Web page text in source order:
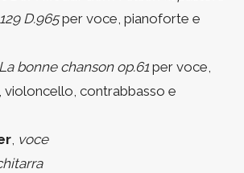
D.965per voce, pianoforte e
La bonne chanson op.61 per voce,
violoncello, contrabbasso e
, voce